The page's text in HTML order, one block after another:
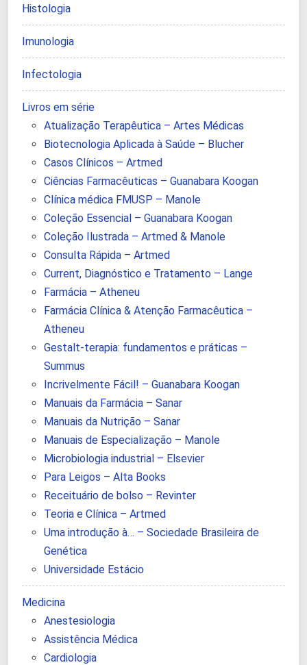
Histologia
Imunologia
Infectologia
Livros em série
Atualização Terapêutica – Artes Médicas
Biotecnologia Aplicada à Saúde – Blucher
Casos Clínicos – Artmed
Ciências Farmacêuticas – Guanabara Koogan
Clínica médica FMUSP – Manole
Coleção Essencial – Guanabara Koogan
Coleção Ilustrada – Artmed & Manole
Consulta Rápida – Artmed
Current, Diagnóstico e Tratamento – Lange
Farmácia – Atheneu
Farmácia Clínica & Atenção Farmacêutica –
Atheneu
Gestalt-terapia: fundamentos e práticas –
Summus
Incrivelmente Fácil! – Guanabara Koogan
Manuais da Farmácia – Sanar
Manuais da Nutrição – Sanar
Manuais de Especialização – Manole
Microbiologia industrial – Elsevier
Para Leigos – Alta Books
Receituário de bolso – Revinter
Teoria e Clínica – Artmed
Uma introdução à… – Sociedade Brasileira de
Genética
Universidade Estácio
Medicina
Anestesiologia
Assistência Médica
Cardiologia